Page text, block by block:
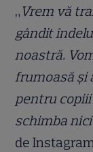
„ Vrem vă
gândit
noastră.
frumoasă și
pentru
schimba
de